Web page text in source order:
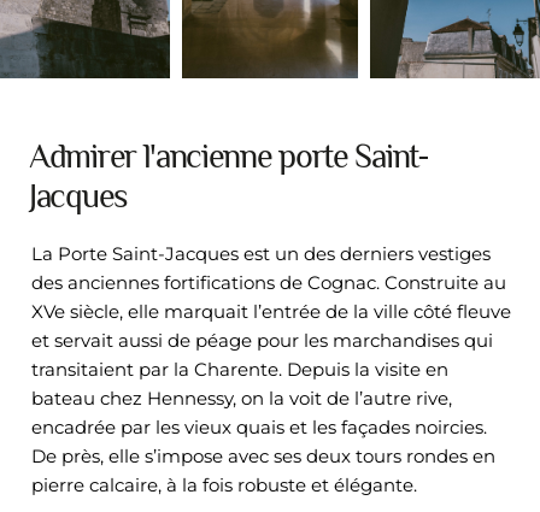
Admirer l'ancienne porte Saint-
Jacques
La Porte Saint-Jacques est un des derniers vestiges
des anciennes fortifications de Cognac. Construite au
XVe siècle, elle marquait l’entrée de la ville côté fleuve
et servait aussi de péage pour les marchandises qui
transitaient par la Charente. Depuis la visite en
bateau chez Hennessy, on la voit de l’autre rive,
encadrée par les vieux quais et les façades noircies.
De près, elle s’impose avec ses deux tours rondes en
pierre calcaire, à la fois robuste et élégante.